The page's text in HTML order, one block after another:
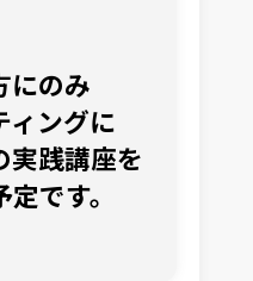
にのみ
ィングに
実践講座を
です。